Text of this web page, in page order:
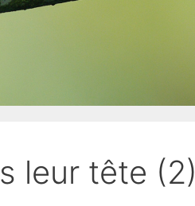
leur tête (2)